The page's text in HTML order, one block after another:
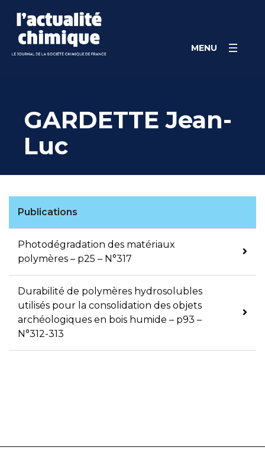
content
MENU
GARDETTE Jean-
Luc
Publications
Photodégradation des matériaux
polymères – p25 – N°317
Durabilité de polymères hydrosolubles
utilisés pour la consolidation des objets
archéologiques en bois humide – p93 –
N°312-313